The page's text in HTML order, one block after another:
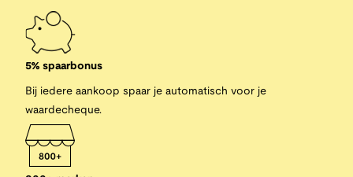
5% spaarbonus
Bij iedere aankoop spaar je automatisch voor je
waardecheque.